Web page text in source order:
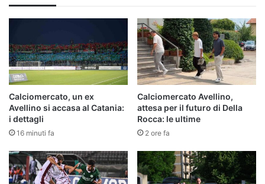
B
Calciomercato, un ex
Avellino si accasa al Catania:
i dettagli
16 minuti fa
Calciomercato Avellino,
attesa per il futuro di Della
Rocca: le ultime
2 ore fa